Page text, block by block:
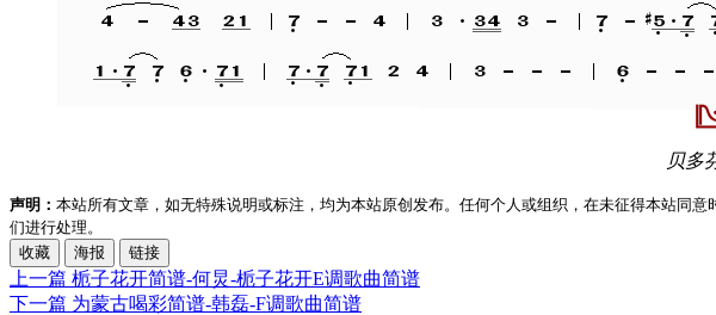
贝多
声明： 本站所有文章，如无特殊说明或标注，均为本站原创发布。任何个人或组织，在未征得本站同
们进行处理。
收藏
海报 链接
上一篇 栀子花开简谱-何炅-栀子花开E调歌曲简谱
下一篇 为蒙古喝彩简谱-韩磊-F调歌曲简谱